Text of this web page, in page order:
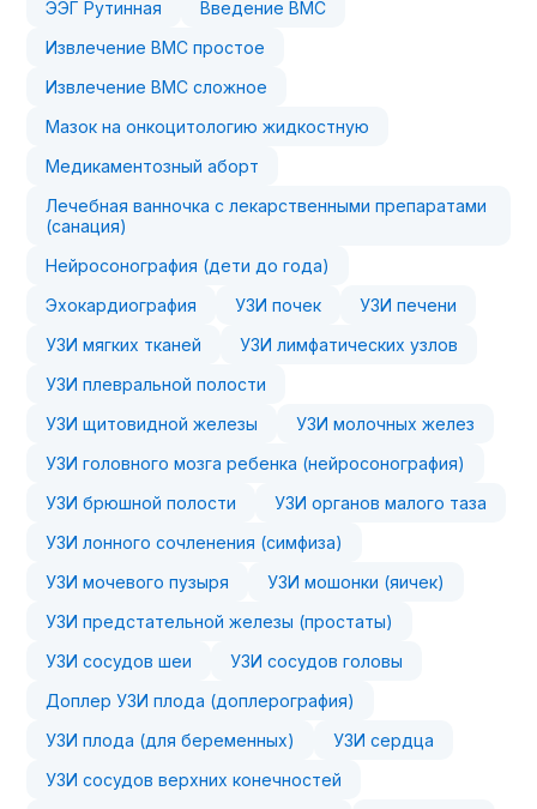
ЭЭГ Рутинная
Введение ВМС
Извлечение ВМС простое
Извлечение ВМС сложное
Мазок на онкоцитологию жидкостную
Медикаментозный аборт
Лечебная ванночка с лекарственными препаратами
(санация)
Нейросонография (дети до года)
Эхокардиография
УЗИ почек
УЗИ печени
УЗИ мягких тканей
УЗИ лимфатических узлов
УЗИ плевральной полости
УЗИ щитовидной железы
УЗИ молочных желез
УЗИ головного мозга ребенка (нейросонография)
УЗИ брюшной полости
УЗИ органов малого таза
УЗИ лонного сочленения (симфиза)
УЗИ мочевого пузыря
УЗИ мошонки (яичек)
УЗИ предстательной железы (простаты)
УЗИ сосудов шеи
УЗИ сосудов головы
Доплер УЗИ плода (доплерография)
УЗИ плода (для беременных)
УЗИ сердца
УЗИ сосудов верхних конечностей